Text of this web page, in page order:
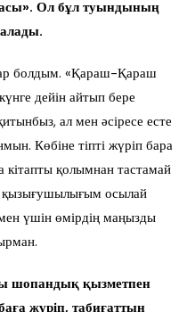
Ол бұл туындының
алады.
болдым. «Қараш-Қараш
дейін айтып бере
ал мен әсіресе есте
Көбіне тіпті жүріп бара
қолымнан тастамай
қызығушылығым осылай
үшін өмірдің маңызды
шопандық қызметпен
жүріп, табиғаттың